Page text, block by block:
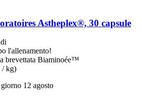
Astheplex®, 30 capsule
l'allenamento!
brevettata Biaminoée™
/ kg)
12 agosto